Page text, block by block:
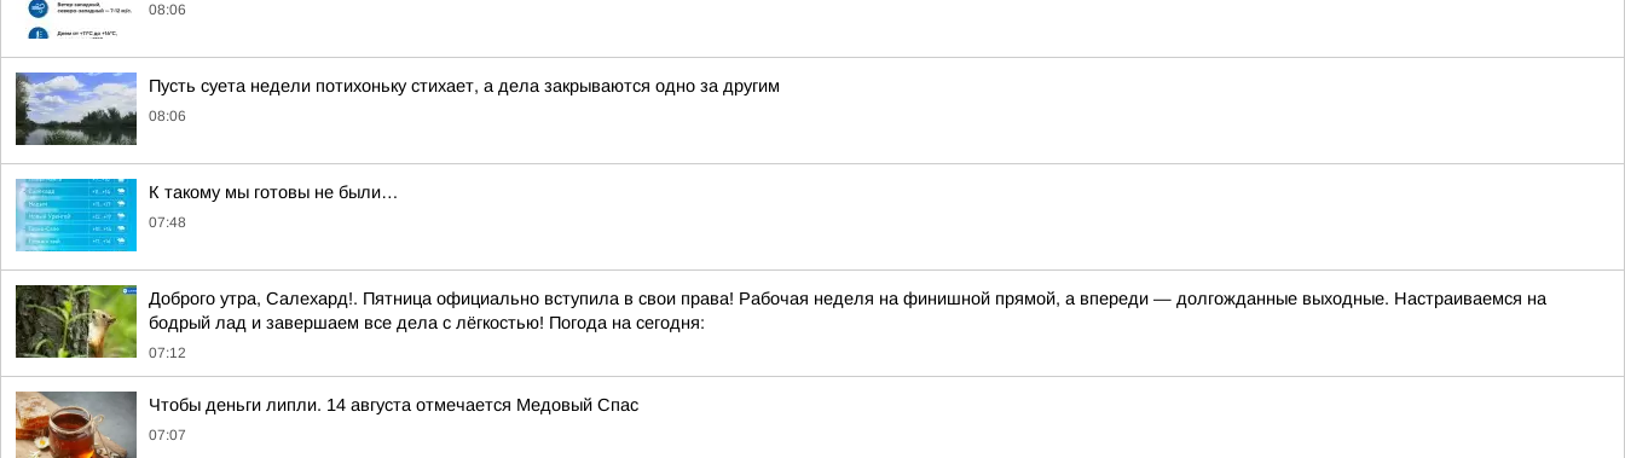
08:06
Пусть суета недели потихоньку стихает, а дела закрываются одно за другим
08:06
К такому мы готовы не были…
07:48
Доброго утра, Салехард!. Пятница официально вступила в свои права! Рабочая неделя на финишной прямой, а впереди — долгожданные выходные. Настраиваемся на
бодрый лад и завершаем все дела с лёгкостью! Погода на сегодня:
07:12
Чтобы деньги липли. 14 августа отмечается Медовый Спас
07:07